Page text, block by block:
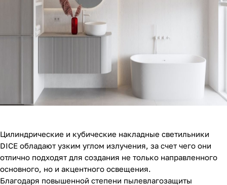
Цилиндрические и кубические накладные светильники
DICE обладают узким углом излучения, за счет чего они
отлично подходят для создания не только направленного
основного, но и акцентного освещения.
Благодаря повышенной степени пылевлагозащиты